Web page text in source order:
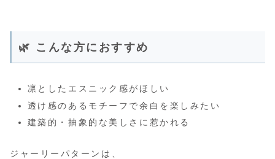
🌿 こんな方におすすめ
凛としたエスニック感がほしい
透け感のあるモチーフで余白を楽しみたい
建築的・抽象的な美しさに惹かれる
ジャーリーパターンは、